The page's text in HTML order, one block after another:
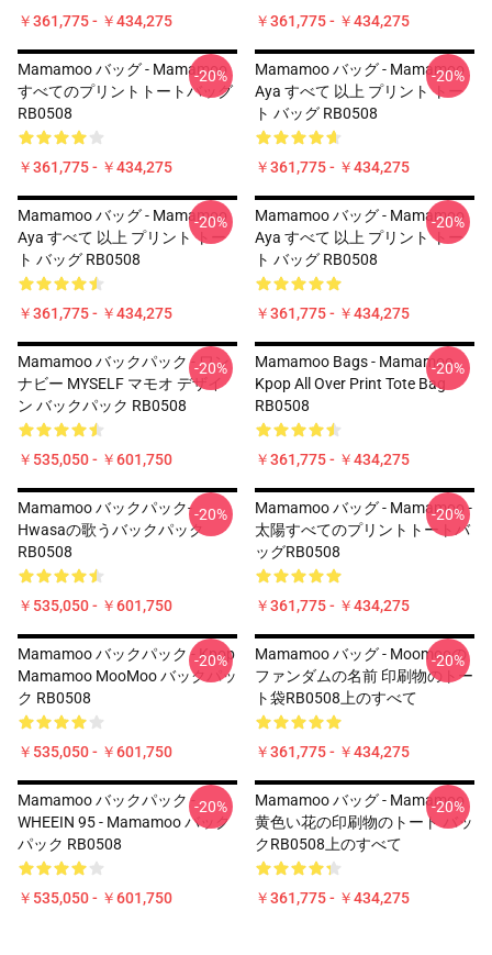
￥361,775 - ￥434,275 ￥361,775 - ￥434,275
Mamamoo バッグ - Mamamoo
すべてのプリントトートバッグ
RB0508
￥361,775 - ￥434,275
-20%
Mamamoo バッグ - Mamamoo
Aya すべて 以上 プリント トー
ト バッグ RB0508
￥361,775 - ￥434,275
-20%
Mamamoo バッグ - Mamamoo
Aya すべて 以上 プリント トー
ト バッグ RB0508
￥361,775 - ￥434,275
-20%
Mamamoo バッグ - Mamamoo
Aya すべて 以上 プリント トー
ト バッグ RB0508
￥361,775 - ￥434,275
-20%
Mamamoo バックパック - ワン
ナビー MYSELF マモオ デザイ
ン バックパック RB0508
￥535,050 - ￥601,750
-20%
Mamamoo Bags - Mamamoo
Kpop All Over Print Tote Bag
RB0508
￥361,775 - ￥434,275
-20%
Mamamoo バックパック-
Hwasaの歌うバックパック
RB0508
￥535,050 - ￥601,750
-20%
Mamamoo バッグ - Mamamoo -
太陽すべてのプリントトートバ
ッグRB0508
￥361,775 - ￥434,275
-20%
Mamamoo バックパック - Kpop
Mamamoo MooMoo バックパッ
ク RB0508
￥535,050 - ￥601,750
-20%
Mamamoo バッグ - Moomooの
ファンダムの名前 印刷物のトー
ト袋RB0508上のすべて
￥361,775 - ￥434,275
-20%
Mamamoo バックパック -
WHEEIN 95 - Mamamoo バック
パック RB0508
￥535,050 - ￥601,750
-20%
Mamamoo バッグ - Mamamoo
黄色い花の印刷物のトート バッ
クRB0508上のすべて
￥361,775 - ￥434,275
-20%